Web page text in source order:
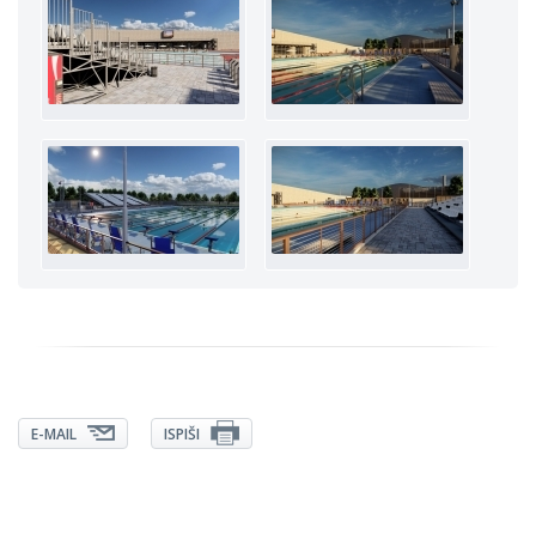
E-MAIL ISPIŠI